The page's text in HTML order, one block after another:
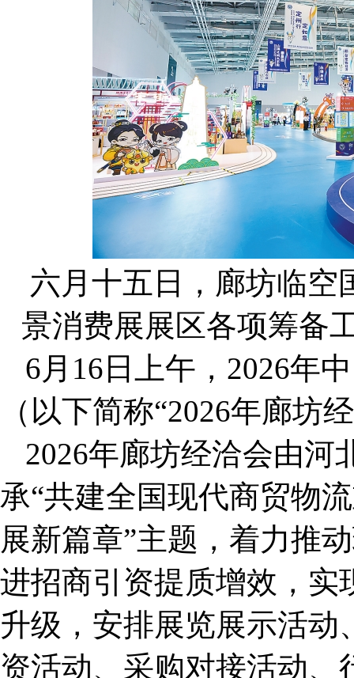
六月十五日，廊坊临空
景消费展展区各项筹备
6月16日上午，2026年
（以下简称“2026年廊坊
2026年廊坊经洽会由河
承“共建全国现代商贸物
展新篇章”主题，着力推
进招商引资提质增效，实
升级，安排展览展示活
资活动、采购对接活动